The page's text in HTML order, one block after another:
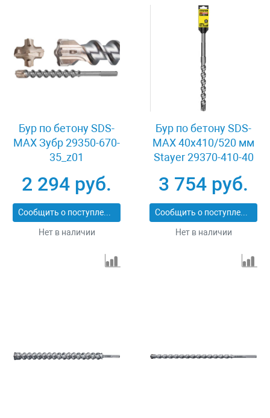
Бур по бетону SDS-
MAX Зубр 29350-670-
35_z01
2 294 руб.
Сообщить о поступлении
Нет в наличии
Бур по бетону SDS-
MAX 40x410/520 мм
Stayer 29370-410-40
3 754 руб.
Сообщить о поступлении
Нет в наличии